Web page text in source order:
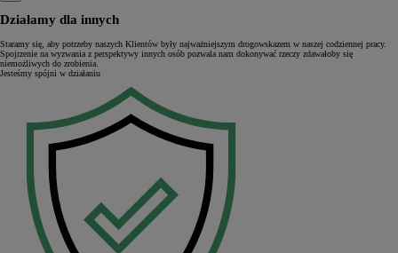
Działamy dla innych
Staramy się, aby potrzeby naszych Klientów były najważniejszym drogowskazem w naszej codziennej pracy.
Spojrzenie na wyzwania z perspektywy innych osób pozwala nam dokonywać rzeczy zdawałoby się
niemożliwych do zrobienia.
Jesteśmy spójni w działaniu